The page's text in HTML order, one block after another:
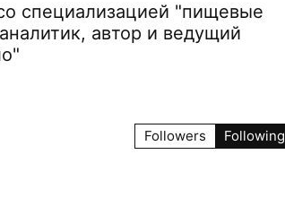
специализацией "пищевые
автор и ведущий
Followers Following